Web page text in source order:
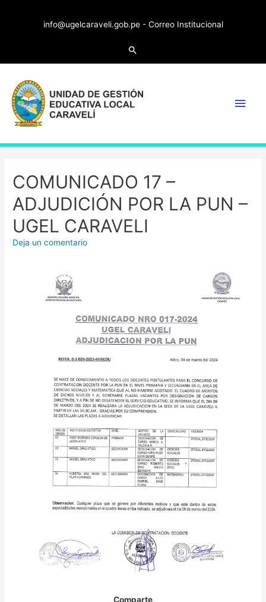
info@ugelcaraveli.gob.pe - Correo Institucional
COMUNICADO 17 –
ADJUDICIÓN POR LA PUN –
UGEL CARAVELI
Deja un comentario
Comparte